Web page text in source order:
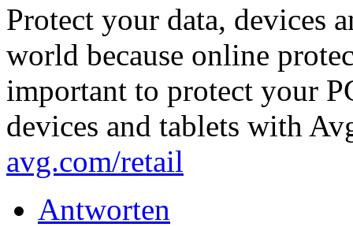
Protect your data, devices
world because online
important to protect your
devices and tablets with
avg.com/retail
Antworten